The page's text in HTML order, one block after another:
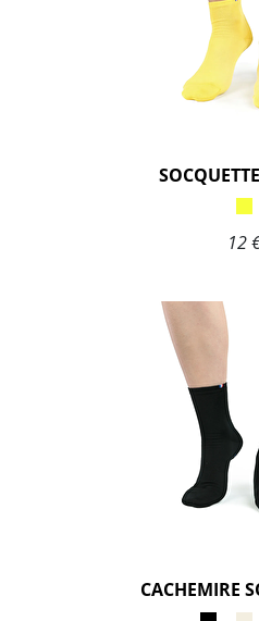
12
CACHEMIRE